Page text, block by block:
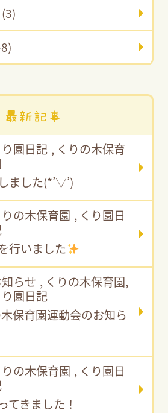
最新記事
り園日記 , くりの木保育
ました(*’▽’)
りの木保育園 , くり園日
行いました
らせ , くりの木保育園,
り園日記
保育園運動会のお知ら
りの木保育園 , くり園日
てきました！